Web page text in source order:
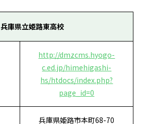
兵庫県立姫路東高校
http://dmzcms.hyogo-
c.ed.jp/himehigashi-
hs/htdocs/index.php?
page_id=0
兵庫県姫路市本町68-70